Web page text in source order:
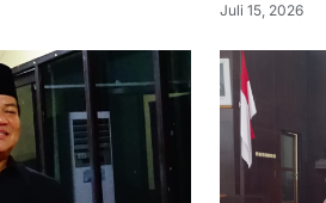
Juli 15, 2026